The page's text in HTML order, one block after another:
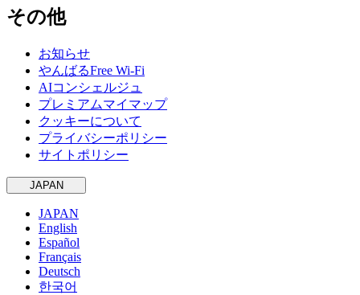
その他
お知らせ
やんばるFree Wi-Fi
AIコンシェルジュ
プレミアムマイマップ
クッキーについて
プライバシーポリシー
サイトポリシー
JAPAN
JAPAN
English
Español
Français
Deutsch
한국어